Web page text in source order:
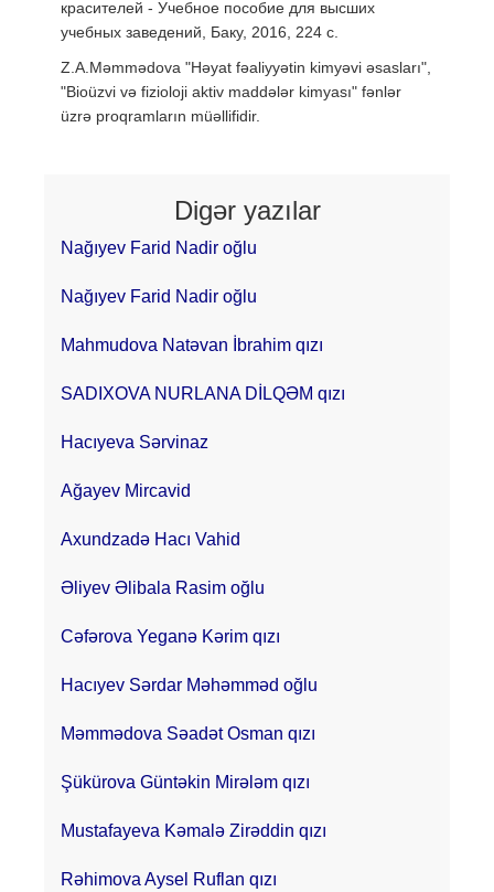
красителей - Учебное пособие для выс­ших
учебных заве­де­ний, Баку, 2016, 224 с.
Z.A.Məmmədova "Həyat fəaliyyətin kimyəvi əsasları",
"Bioüzvi və fizioloji aktiv maddələr kimyası" fənlər
üzrə proqramların müəllifidir.
Digər yazılar
Nağıyev Farid Nadir oğlu
Nağıyev Farid Nadir oğlu
Mahmudova Natəvan İbrahim qızı
SADIXOVA NURLANA DİLQƏM qızı
Hacıyeva Sərvinaz
Ağayev Mircavid
Axundzadə Hacı Vahid
Əliyev Əlibala Rasim oğlu
Cəfərova Yeganə Kərim qızı
Hacıyev Sərdar Məhəmməd oğlu
Məmmədova Səadət Osman qızı
Şükürova Güntəkin Mirələm qızı
Mustafayeva Kəmalə Zirəddin qızı
Rəhimova Aysel Ruflan qızı